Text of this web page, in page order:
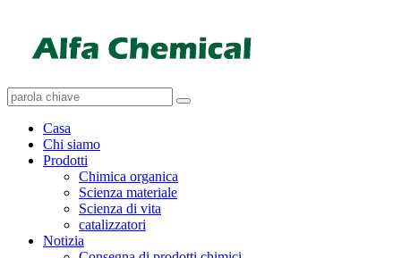
Casa
Chi siamo
Prodotti
Chimica organica
Scienza materiale
Scienza di vita
catalizzatori
Notizia